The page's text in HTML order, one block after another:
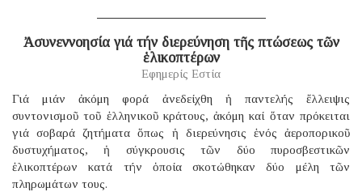
Ἀσυνεννοησία γιά τήν διερεύνηση τῆς πτώσεως τῶν
ἑλικοπτέρων
Εφημερίς Εστία
Γιά μιάν ἀκόμη φορά ἀνεδείχθη ἡ παντελής ἔλλειψις
συντονισμοῦ τοῦ ἑλληνικοῦ κράτους, ἀκόμη καί ὅταν πρόκειται
γιά σοβαρά ζητήματα ὅπως ἡ διερεύνησις ἑνός ἀεροπορικοῦ
δυστυχήματος, ἡ σύγκρουσις τῶν δύο πυροσβεστικῶν
ἑλικοπτέρων κατά τήν ὁποία σκοτώθηκαν δύο μέλη τῶν
πληρωμάτων τους.